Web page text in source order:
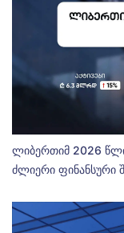
ლიბერთიმ 2026
ძლიერი ფინანსური